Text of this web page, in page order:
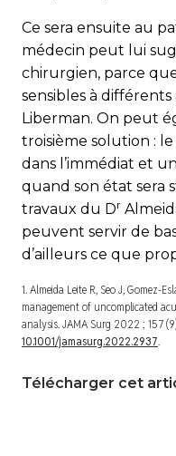
Ce sera ensuite au
médecin peut lui
chirurgien, parce
sensibles à
Liberman. On peut
troisième solution :
dans l’immédiat et
quand son état sera
travaux du Dr
peuvent servir de
d’ailleurs ce que
1. Almeida Leite R, Seo J, Gomez-
management of uncomplicated
analysis.JAMA Surg 2022 ; 157
10.1001/jamasurg.2022.2937.
Télécharger cet